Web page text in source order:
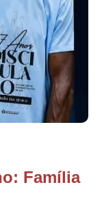
Família